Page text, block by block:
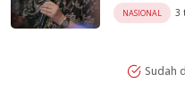
NASIONAL 3
Sudah